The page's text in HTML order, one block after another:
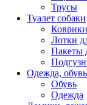
Трусы
Туалет собаки
Коврики
Лотки
Пакеты
Одежда, обувь
Обувь
Одежда